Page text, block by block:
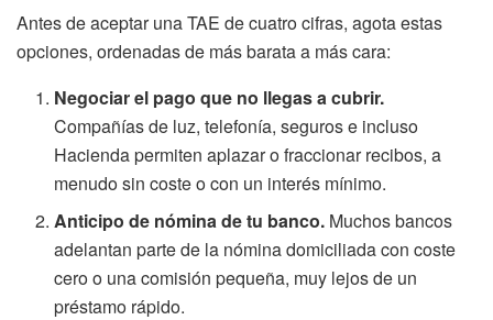
Antes de aceptar una TAE de cuatro cifras, agota estas
opciones, ordenadas de más barata a más cara:
Negociar el pago que no llegas a cubrir.
Compañías de luz, telefonía, seguros e incluso
Hacienda permiten aplazar o fraccionar recibos, a
menudo sin coste o con un interés mínimo.
Anticipo de nómina de tu banco. Muchos bancos
adelantan parte de la nómina domiciliada con coste
cero o una comisión pequeña, muy lejos de un
préstamo rápido.